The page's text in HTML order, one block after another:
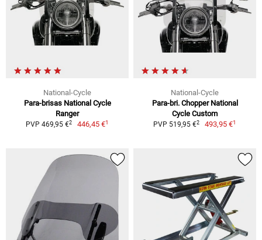
National-Cycle
Para-brisas National Cycle
Ranger
PVP 469,95 €2 446,45 €1
National-Cycle
Para-bri. Chopper National
Cycle Custom
PVP 519,95 €2 493,95 €1